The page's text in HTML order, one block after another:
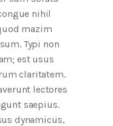
nihil
mazim
Typi non
est usus
claritatem.
lectores
saepius.
dynamicus,